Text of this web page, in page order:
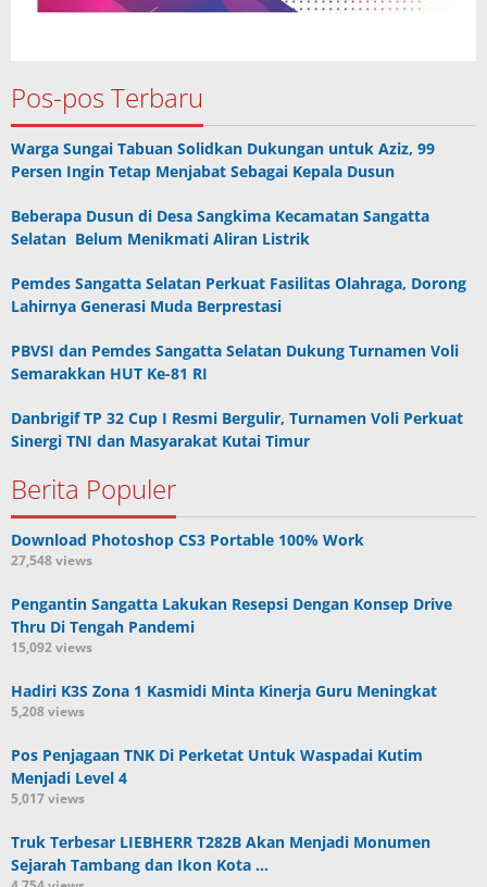
Pos-pos Terbaru
Warga Sungai Tabuan Solidkan Dukungan untuk Aziz, 99
Persen Ingin Tetap Menjabat Sebagai Kepala Dusun
Beberapa Dusun di Desa Sangkima Kecamatan Sangatta
Selatan Belum Menikmati Aliran Listrik
Pemdes Sangatta Selatan Perkuat Fasilitas Olahraga, Dorong
Lahirnya Generasi Muda Berprestasi
PBVSI dan Pemdes Sangatta Selatan Dukung Turnamen Voli
Semarakkan HUT Ke-81 RI
Danbrigif TP 32 Cup I Resmi Bergulir, Turnamen Voli Perkuat
Sinergi TNI dan Masyarakat Kutai Timur
Berita Populer
Download Photoshop CS3 Portable 100% Work
27,548 views
Pengantin Sangatta Lakukan Resepsi Dengan Konsep Drive
Thru Di Tengah Pandemi
15,092 views
Hadiri K3S Zona 1 Kasmidi Minta Kinerja Guru Meningkat
5,208 views
Pos Penjagaan TNK Di Perketat Untuk Waspadai Kutim
Menjadi Level 4
5,017 views
Truk Terbesar LIEBHERR T282B Akan Menjadi Monumen
Sejarah Tambang dan Ikon Kota …